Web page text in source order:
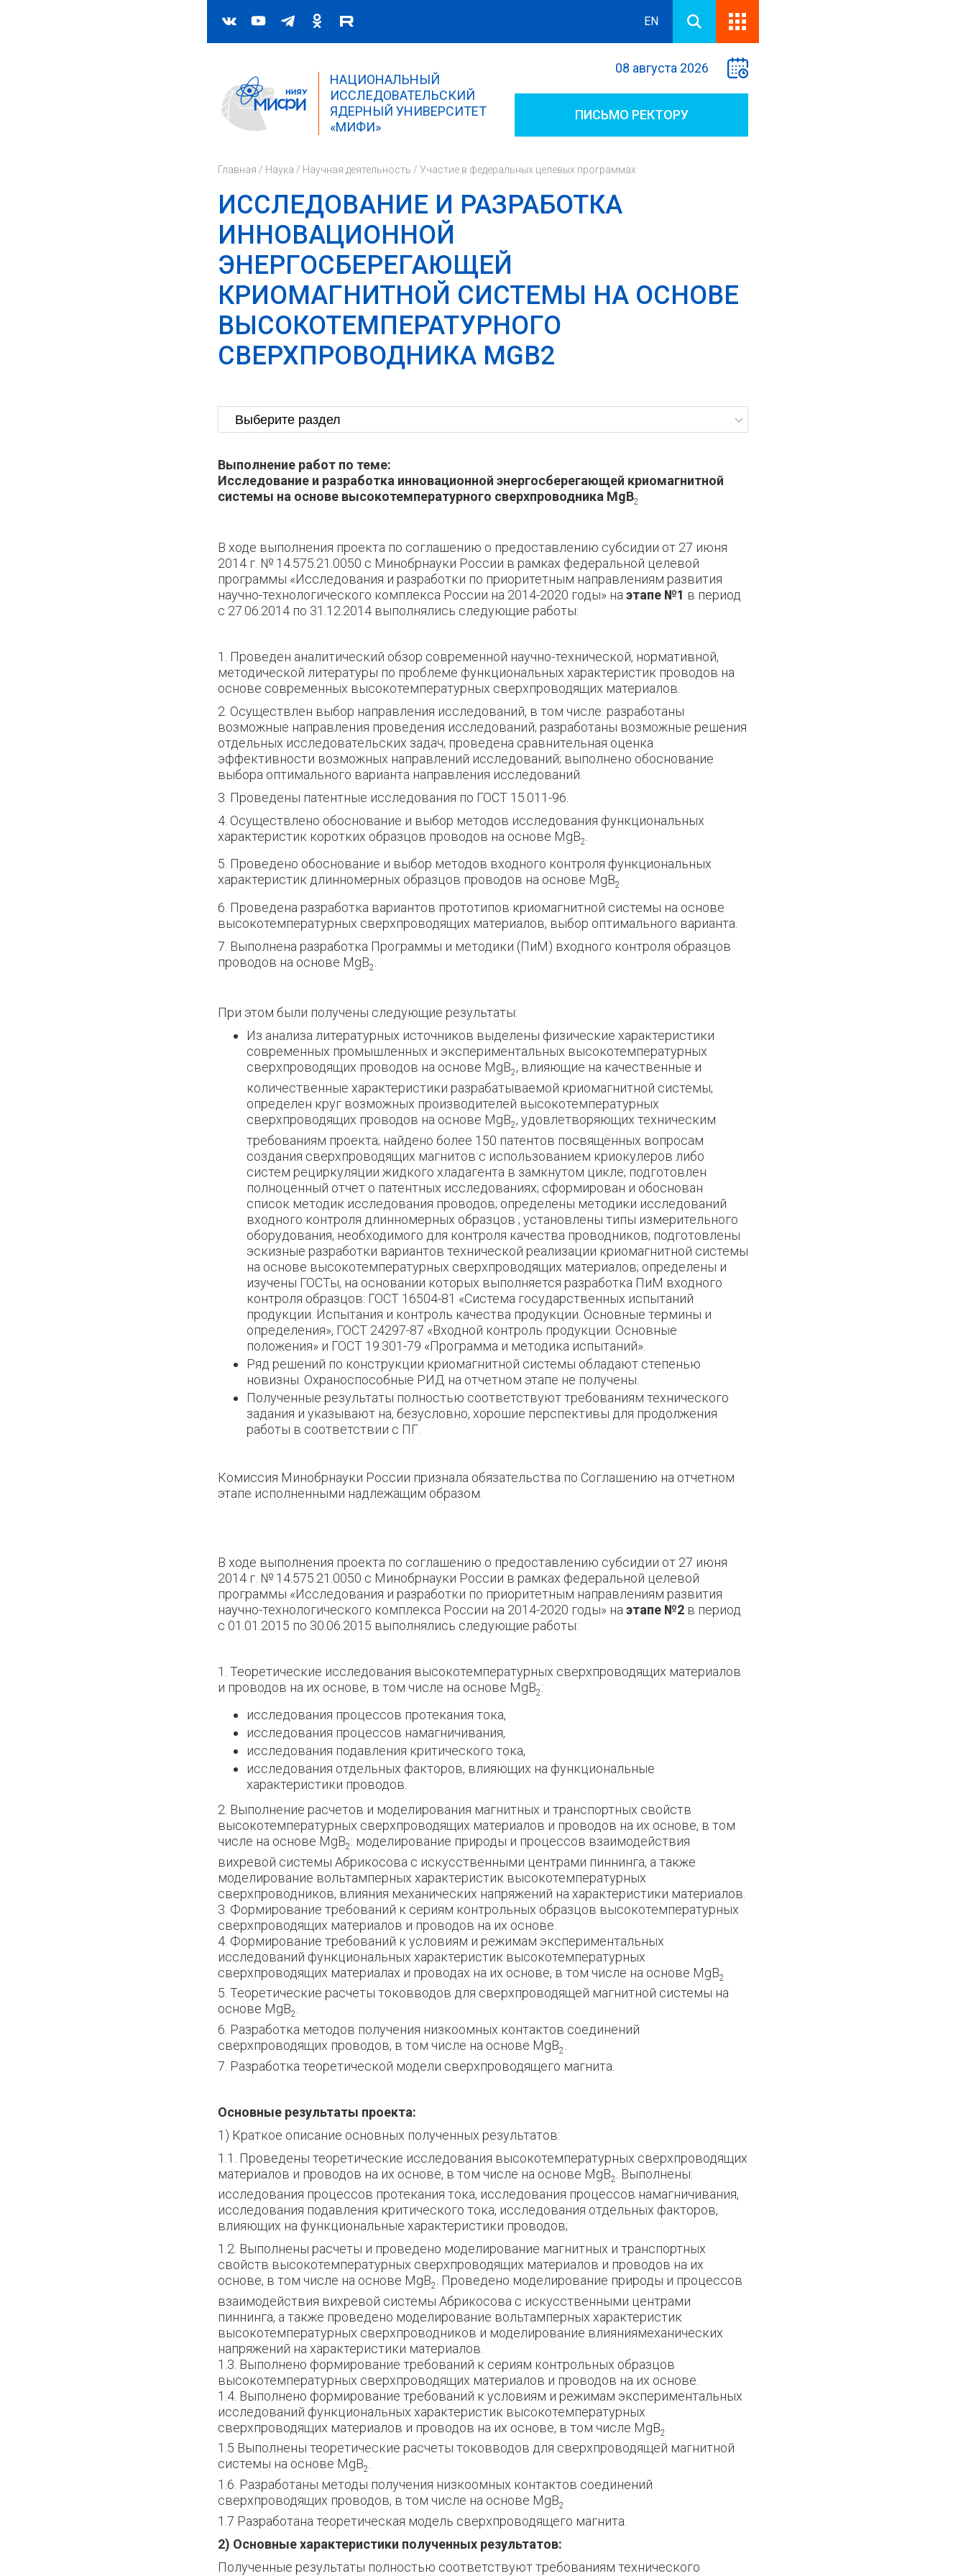
Форма поиска
EN
НАЦИОНАЛЬНЫЙ
ИССЛЕДОВАТЕЛЬСКИЙ
ЯДЕРНЫЙ УНИВЕРСИТЕТ
«МИФИ»
08 августа 2026
ПИСЬМО РЕКТОРУ
Главная / Наука / Научная деятельность / Участие в федеральных целевых программах
ИССЛЕДОВАНИЕ И РАЗРАБОТКА
ИННОВАЦИОННОЙ
ЭНЕРГОСБЕРЕГАЮЩЕЙ
КРИОМАГНИТНОЙ СИСТЕМЫ НА ОСНОВЕ
ВЫСОКОТЕМПЕРАТУРНОГО
СВЕРХПРОВОДНИКА MGB2
Выполнение работ по теме:
Исследование и разработка инновационной энергосберегающей криомагнитной
системы на основе высокотемпературного сверхпроводника MgB2
В ходе выполнения проекта по соглашению о предоставлению субсидии от 27 июня
2014 г. № 14.575.21.0050 с Минобрнауки России в рамках федеральной целевой
программы «Исследования и разработки по приоритетным направлениям развития
научно-технологического комплекса России на 2014-2020 годы» на этапе №1 в период
с 27.06.2014 по 31.12.2014 выполнялись следующие работы:
1. Проведен аналитический обзор современной научно-технической, нормативной,
методической литературы по проблеме функциональных характеристик проводов на
основе современных высокотемпературных сверхпроводящих материалов.
2. Осуществлен выбор направления исследований, в том числе: разработаны
возможные направления проведения исследований; разработаны возможные решения
отдельных исследовательских задач; проведена сравнительная оценка
эффективности возможных направлений исследований; выполнено обоснование
выбора оптимального варианта направления исследований.
3. Проведены патентные исследования по ГОСТ 15.011-96.
4. Осуществлено обоснование и выбор методов исследования функциональных
характеристик коротких образцов проводов на основе MgB2
5. Проведено обоснование и выбор методов входного контроля функциональных
характеристик длинномерных образцов проводов на основе MgB2
6. Проведена разработка вариантов прототипов криомагнитной системы на основе
высокотемпературных сверхпроводящих материалов, выбор оптимального варианта.
7. Выполнена разработка Программы и методики (ПиМ) входного контроля образцов
проводов на основе MgB2
При этом были получены следующие результаты:
Из анализа литературных источников выделены физические характеристики
современных промышленных и экспериментальных высокотемпературных
сверхпроводящих проводов на основе MgB2, влияющие на качественные и
количественные характеристики разрабатываемой криомагнитной системы;
определен круг возможных производителей высокотемпературных
сверхпроводящих проводов на основе MgB2 , удовлетворяющих техническим
требованиям проекта; найдено более 150 патентов посвящённых вопросам
создания сверхпроводящих магнитов с использованием криокулеров либо
систем рециркуляции жидкого хладагента в замкнутом цикле; подготовлен
полноценный отчет о патентных исследованиях; сформирован и обоснован
список методик исследования проводов; определены методики исследований
входного контроля длинномерных образцов ; установлены типы измерительного
оборудования, необходимого для контроля качества проводников; подготовлены
эскизные разработки вариантов технической реализации криомагнитной системы
на основе высокотемпературных сверхпроводящих материалов; определены и
изучены ГОСТы, на основании которых выполняется разработка ПиМ входного
контроля образцов: ГОСТ 16504-81 «Система государственных испытаний
продукции. Испытания и контроль качества продукции. Основные термины и
определения», ГОСТ 24297-87 «Входной контроль продукции. Основные
положения» и ГОСТ 19.301-79 «Программа и методика испытаний».
Ряд решений по конструкции криомагнитной системы обладают степенью
новизны. Охраноспособные РИД на отчетном этапе не получены.
Полученные результаты полностью соответствуют требованиям технического
задания и указывают на, безусловно, хорошие перспективы для продолжения
работы в соответствии с ПГ.
Комиссия Минобрнауки России признала обязательства по Соглашению на отчетном
этапе исполненными надлежащим образом.
В ходе выполнения проекта по соглашению о предоставлению субсидии от 27 июня
2014 г. № 14.575.21.0050 с Минобрнауки России в рамках федеральной целевой
программы «Исследования и разработки по приоритетным направлениям развития
научно-технологического комплекса России на 2014-2020 годы» на этапе №2 в период
с 01.01.2015 по 30.06.2015 выполнялись следующие работы:
1. Теоретические исследования высокотемпературных сверхпроводящих материалов
и проводов на их основе, в том числе на основе MgB2 :
исследования процессов протекания тока,
исследования процессов намагничивания,
исследования подавления критического тока,
исследования отдельных факторов, влияющих на функциональные
характеристики проводов.
2. Выполнение расчетов и моделирования магнитных и транспортных свойств
высокотемпературных сверхпроводящих материалов и проводов на их основе, в том
числе на основе MgB2 : моделирование природы и процессов взаимодействия
вихревой системы Абрикосова с искусственными центрами пиннинга, а также
моделирование вольтамперных характеристик высокотемпературных
сверхпроводников, влияния механических напряжений на характеристики материалов.
3. Формирование требований к сериям контрольных образцов высокотемпературных
сверхпроводящих материалов и проводов на их основе.
4. Формирование требований к условиям и режимам экспериментальных
исследований функциональных характеристик высокотемпературных
сверхпроводящих материалах и проводах на их основе, в том числе на основе MgB2
5. Теоретические расчеты токовводов для сверхпроводящей магнитной системы на
основе MgB2.
6. Разработка методов получения низкоомных контактов соединений
сверхпроводящих проводов, в том числе на основе MgB2
7. Разработка теоретической модели сверхпроводящего магнита.
Основные результаты проекта:
1) Краткое описание основных полученных результатов:
1.1. Проведены теоретические исследования высокотемпературных сверхпроводящих
материалов и проводов на их основе, в том числе на основе MgB2
. Выполнены:
исследования процессов протекания тока, исследования процессов намагничивания,
исследования подавления критического тока, исследования отдельных факторов,
влияющих на функциональные характеристики проводов;
1.2. Выполнены расчеты и проведено моделирование магнитных и транспортных
свойств высокотемпературных сверхпроводящих материалов и проводов на их
основе, в том числе на основе MgB2
. Проведено моделирование природы и процессов
взаимодействия вихревой системы Абрикосова с искусственными центрами
пиннинга, а также проведено моделирование вольтамперных характеристик
высокотемпературных сверхпроводников и моделирование влияниямеханических
напряжений на характеристики материалов.
1.3. Выполнено формирование требований к сериям контрольных образцов
высокотемпературных сверхпроводящих материалов и проводов на их основе.
1.4. Выполнено формирование требований к условиям и режимам экспериментальных
исследований функциональных характеристик высокотемпературных
сверхпроводящих материалов и проводов на их основе, в том числе MgB2
1.5 Выполнены теоретические расчеты токовводов для сверхпроводящей магнитной
системы на основе MgB2.
1.6. Разработаны методы получения низкоомных контактов соединений
сверхпроводящих проводов, в том числе на основе MgB2
1.7 Разработана теоретическая модель сверхпроводящего магнита.
2) Основные характеристики полученных результатов:
Полученные результаты полностью соответствуют требованиям технического